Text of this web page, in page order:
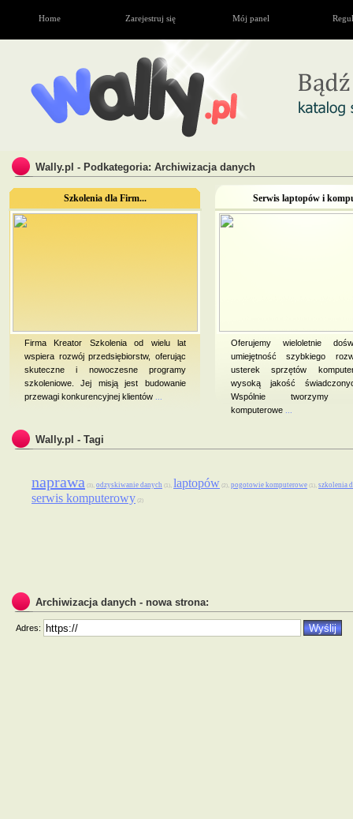
Home Zarejestruj się Mój panel
Wally.pl - Podkategoria: Archiwizacja danych
Szkolenia dla Firm...
Firma Kreator Szkolenia od wielu lat
wspiera rozwój przedsiębiorstw, oferując
skuteczne i nowoczesne programy
szkoleniowe. Jej misją jest budowanie
przewagi konkurencyjnej klientów
Serwis laptopów i
Oferujemy wieloletnie
umiejętność szybkiego
usterek sprzętów
wysoką jakość
Wspólnie tworzymy
komputerowe
Wally.pl - Tagi
naprawa (3), odzyskiwanie danych (1), laptopów (2), pogotowie komputerowe (1), szkolenia
serwis komputerowy (2)
Archiwizacja danych - nowa strona:
Adres: